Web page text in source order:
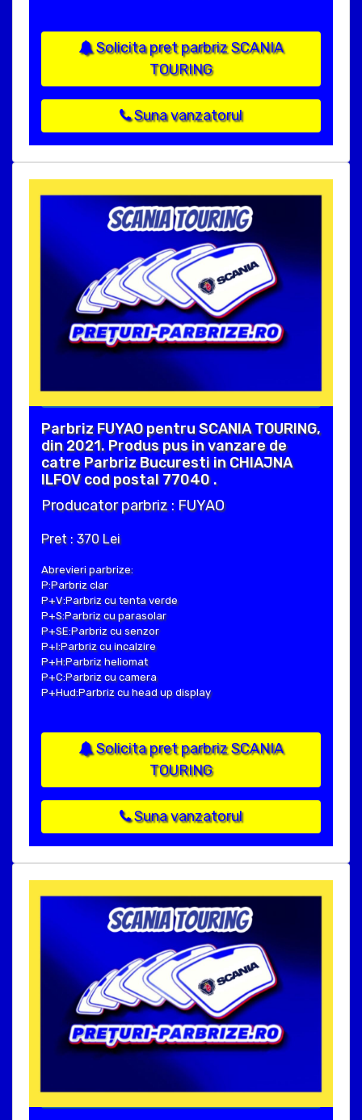
Solicita pret parbriz SCANIA
TOURING
Suna vanzatorul
Parbriz FUYAO pentru SCANIA TOURING,
din 2021. Produs pus in vanzare de
catre Parbriz Bucuresti in CHIAJNA
ILFOV cod postal 77040 .
Producator parbriz : FUYAO
Pret : 370 Lei
Abrevieri parbrize:
P:Parbriz clar
P+V:Parbriz cu tenta verde
P+S:Parbriz cu parasolar
P+SE:Parbriz cu senzor
P+I:Parbriz cu incalzire
P+H:Parbriz heliomat
P+C:Parbriz cu camera
P+Hud:Parbriz cu head up display
Solicita pret parbriz SCANIA
TOURING
Suna vanzatorul